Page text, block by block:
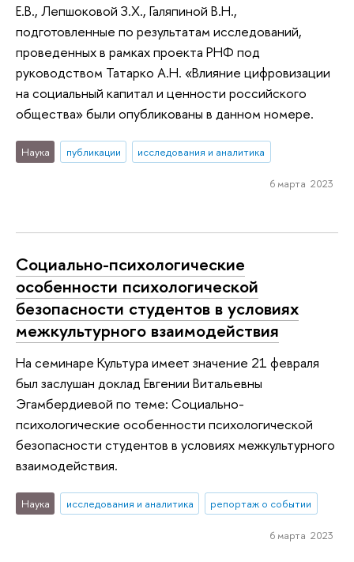
Е.В., Лепшоковой З.Х., Галяпиной В.Н.,
подготовленные по результатам исследований,
проведенных в рамках проекта РНФ под
руководством Татарко А.Н. «Влияние цифровизации
на социальный капитал и ценности российского
общества» были опубликованы в данном номере.
Наука публикации исследования и аналитика
6 марта 2023
Социально-психологические
особенности психологической
безопасности студентов в условиях
межкультурного взаимодействия
На семинаре Культура имеет значение 21 февраля
был заслушан доклад Евгении Витальевны
Эгамбердиевой по теме: Социально-
психологические особенности психологической
безопасности студентов в условиях межкультурного
взаимодействия.
Наука исследования и аналитика репортаж о событии
6 марта 2023